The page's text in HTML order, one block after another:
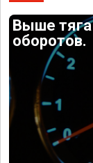
Выше тяга
оборотов.